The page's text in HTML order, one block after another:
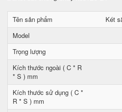
Tên sản phẩm
Két
Model
Trọng lượng
Kích thước ngoài ( C * R
* S ) mm
Kích thước sử dụng ( C *
R * S ) mm